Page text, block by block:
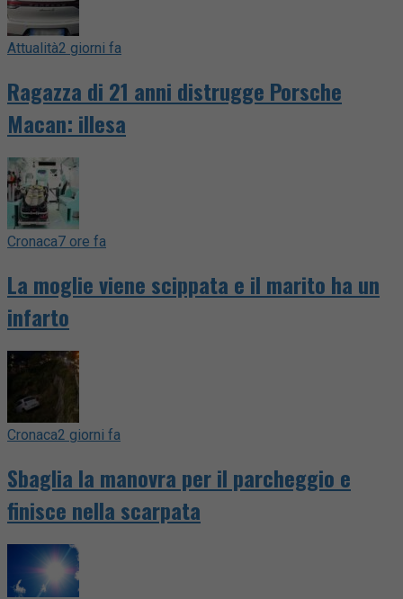
Attualità2 giorni fa
Ragazza di 21 anni distrugge Porsche
Macan: illesa
Cronaca7 ore fa
La moglie viene scippata e il marito ha un
infarto
Cronaca2 giorni fa
Sbaglia la manovra per il parcheggio e
finisce nella scarpata